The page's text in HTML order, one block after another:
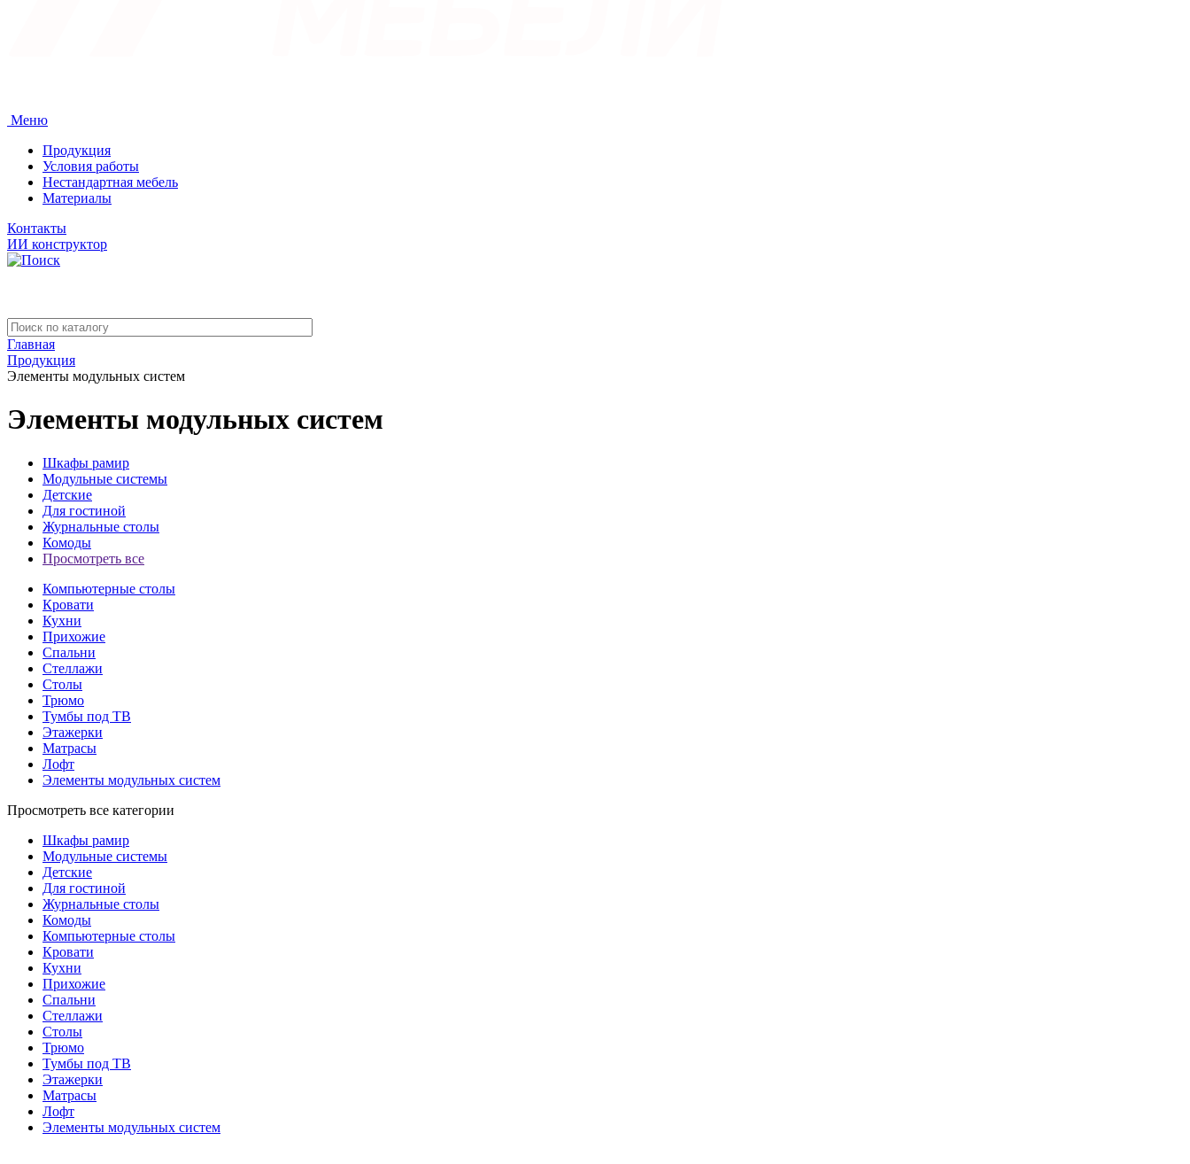
Меню
Продукция
Условия работы
Нестандартная мебель
Материалы
Контакты
ИИ конструктор
Главная
Продукция
Элементы модульных систем
Элементы модульных систем
Шкафы рамир
Модульные системы
Детские
Для гостиной
Журнальные столы
Комоды
Просмотреть все
Компьютерные столы
Кровати
Кухни
Прихожие
Спальни
Стеллажи
Столы
Трюмо
Тумбы под ТВ
Этажерки
Матрасы
Лофт
Элементы модульных систем
Просмотреть все категории
Шкафы рамир
Модульные системы
Детские
Для гостиной
Журнальные столы
Комоды
Компьютерные столы
Кровати
Кухни
Прихожие
Спальни
Стеллажи
Столы
Трюмо
Тумбы под ТВ
Этажерки
Матрасы
Лофт
Элементы модульных систем